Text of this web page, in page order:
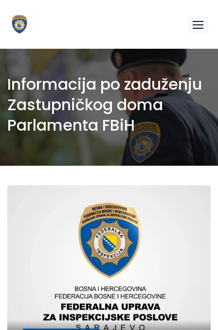
Informacija po zaduženju
Zastupničkog doma
Parlamenta FBiH